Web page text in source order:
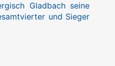
Gladbach seine
und Sieger